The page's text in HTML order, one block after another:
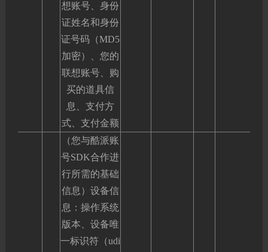
想账号、身份
证姓名和身份
证号码（MD5
加密）、您的
联想账号、购
买的道具信
息、支付方
式、支付金额
（您与酷派账
号SDK合作进
行所需的基础
信息）设备信
息：操作系统
版本、设备唯
一标识符（udi